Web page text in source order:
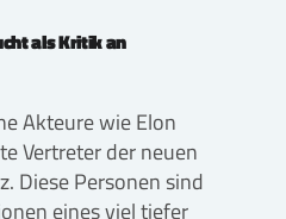
als Kritik an
Akteure wie Elon
Vertreter der neuen
Diese Personen sind
eines viel tiefer